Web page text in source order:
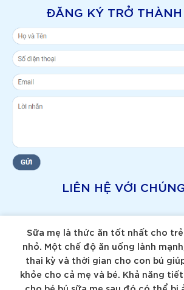
ĐĂNG KÝ TRỞ
LIÊN HỆ VỚI
Sữa mẹ là thức ăn tốt nhất cho
nhỏ. Một chế độ ăn uống lành
thai kỳ và thời gian cho con bú
khỏe cho cả mẹ và bé. Khả năng